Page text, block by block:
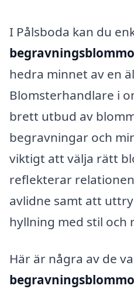
I Pålsboda kan du
hedra minnet av en
Blomsterhandlare i
brett utbud av
begravningar och
viktigt att välja rätt
reflekterar
avlidne samt att
hyllning med stil och
Här är några av de